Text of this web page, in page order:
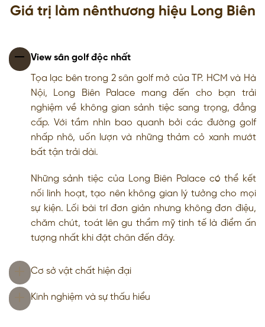
Giá trị làm nênthương hiệu Long Biên
View sân golf độc nhất
Tọa lạc bên trong 2 sân golf mở của TP. HCM và Hà
Nội, Long Biên Palace mang đến cho bạn trải
nghiệm về không gian sảnh tiệc sang trọng, đẳng
cấp. Với tầm nhìn bao quanh bởi các đường golf
nhấp nhô, uốn lượn và những thảm cỏ xanh mướt
bất tận trải dài.
Những sảnh tiệc của Long Biên Palace có thể kết
nối linh hoạt, tạo nên không gian lý tưởng cho mọi
sự kiện. Lối bài trí đơn giản nhưng không đơn điệu,
chăm chút, toát lên gu thẩm mỹ tinh tế là điểm ấn
tượng nhất khi đặt chân đến đây.
Cơ sở vật chất hiện đại
Kinh nghiệm và sự thấu hiểu